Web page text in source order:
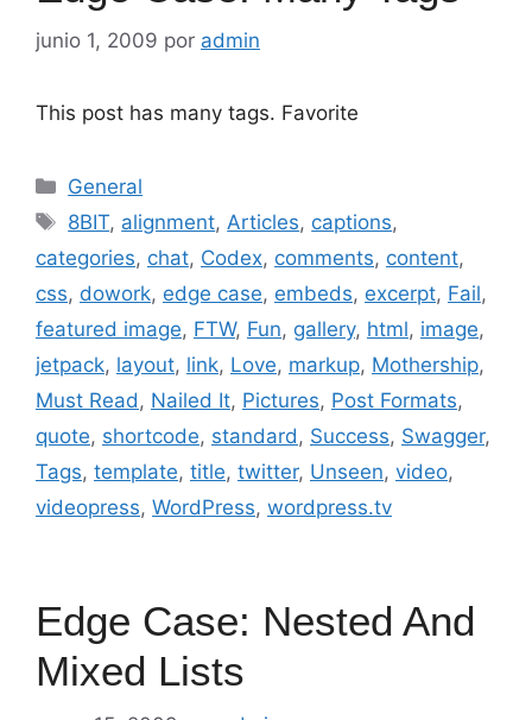
junio 1, 2009 por admin
This post has many tags. Favorite
Categorías
General
Etiquetas
8BIT, alignment,Articles, captions,
categories, chat, Codex, comments, content,
css, dowork, edge case, embeds, excerpt, Fail,
featured image, FTW, Fun, gallery, html, image,
jetpack, layout, link, Love, markup, Mothership,
Must Read, Nailed It, Pictures, Post Formats,
quote, shortcode, standard, Success, Swagger,
Tags, template, title, twitter, Unseen, video,
videopress, WordPress, wordpress.tv
Edge Case: Nested And
Mixed Lists